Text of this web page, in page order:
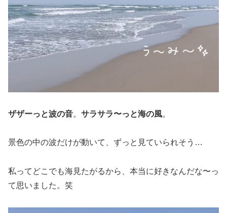
ザザーっと波の音。 サラサラ〜っと海の風。
景色の中の波だけが動いて、ずっと見ていられそう…
私ってどこでも海見たがるから、本当に好きなんだな〜っ
て思いました。笑